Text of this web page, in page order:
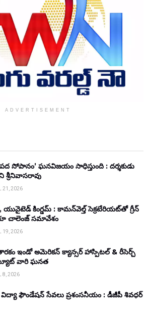
ADVERTISEMENT
సోపానం’ ఘనవిజయం సాధిస్తుంది : దర్శకుడు
శ్రీనివాసరావు
21, 2026
యునైటెడ్ కింగ్డమ్ : కామన్‌వెల్త్ సెక్రటేరియట్‌తో గ్రీన్
చాలెంజ్ సమావేశం
19, 2026
ఇండో అమెరికన్ క్యాన్సర్ హాస్పిటల్ & రీసెర్చ్
వారి ఘనత
8, 2026
ఫౌండేషన్ సేవలు ప్రశంసనీయం : డీజీపీ శివధర్